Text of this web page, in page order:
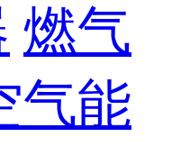
燃气
气能